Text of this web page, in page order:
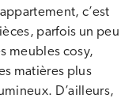
c’est
parfois un peu
meubles cosy,
matières plus
D’ailleurs,